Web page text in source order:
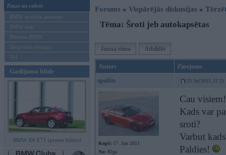
Ziņas un raksti
BMW modeļu jaunumi
BMW testi
Mēneša BMW
Sērijveida tūnings
Vel...
Gadījuma bilde
BMW X6 E71 (preses bildes)
Forums » Vispārējās diskusijas »
Tēma: Šroti jeb autokapsētas
Jauna tēma Atbildēt
Autors Ziņojums
spalits 23. Jul 2011, 12:25
Kopš: 17. Jun 2011
No: Rīga
Cau visiem!
Kads var
sroti?
Varbut
Paldies!